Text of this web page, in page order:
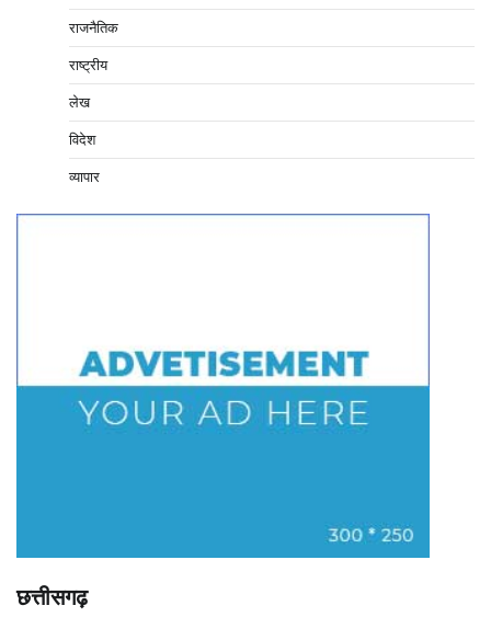
राजनैतिक
राष्ट्रीय
लेख
विदेश
व्यापार
छत्तीसगढ़